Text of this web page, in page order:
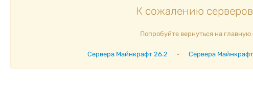
К сожалению
Попробуйте вернуться на
Сервера Майнкрафт 26.2 • Сервера